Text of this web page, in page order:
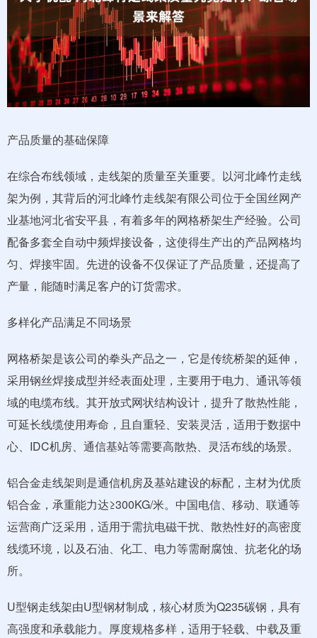
产品质量的基础保障
在综合布线领域，走线架的质量至关重要。以河北峰竹走线
架为例，其背后的河北峰竹走线架有限公司位于全国丝网产
业基地河北省安平县，有着多年的网格桥架生产经验。公司
配备多套全自动中频焊接设备，这使得生产出的产品网格均
匀、焊接牢固。先进的设备不仅保证了产品质量，还提高了
产量，能随时满足客户的订货需求。
多样化产品满足不同场景
网格桥架是该公司的拳头产品之一，它是传统桥架的延伸，
采用钢丝焊接成型并经表面处理，主要用于电力、通讯等领
域的电缆布线。其开放式网状结构设计，提升了散热性能，
可延长线缆使用寿命，且自重轻、安装灵活，适用于数据中
心、IDC机房、通信基站等需要高散热、灵活布线的场景。
铝合金走线架则是通信机房及基站建设的标配，主材为优质
铝合金，承重能力达≥300KG/米。中国电信、移动、联通等
运营商广泛采用，适用于需抗电磁干扰、散热性好的高密度
线缆环境，以及石油、化工、电力等需耐腐蚀、抗老化的场
所。
U型钢走线架由U型钢材制成，核心材质为Q235碳钢，具有
高强度和承载能力。厚度规格多样，适用于轻载、中载及重